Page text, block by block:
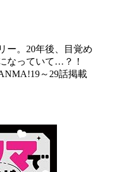
ー。20年後、目覚め
なっていて…？！
～29話掲載